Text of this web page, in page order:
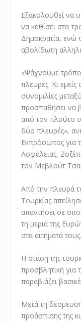
Εξακολουθεί να
να καθίσει στο
Δημοκρατία, ενώ
αβολίδωτη
«Ψάχνουμε τρόπο
πλευρές. Κι
συνομιλίες
προσπαθήσει να
από τον πλούτο
δύο πλευρές»,
Εκπρόσωπος για
Ασφάλειας,
τον Μεβλούτ
Από την πλευρά
Τουρκίας
απαντήσει σε
τη μεριά της
στα αιτήματά τους.
Η στάση της
προσβλητική
παραβιάζει
Μετά τη
προάσπισης της